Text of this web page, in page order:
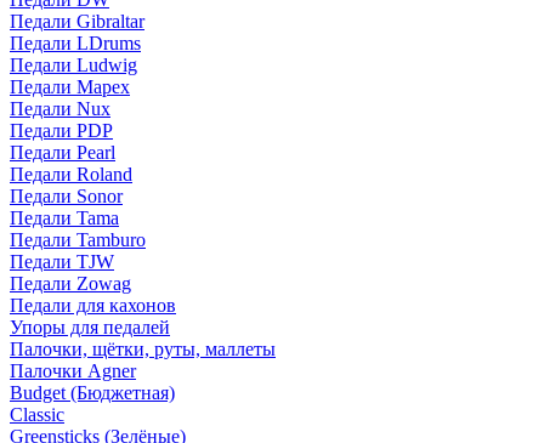
Педали Gibraltar
Педали LDrums
Педали Ludwig
Педали Mapex
Педали Nux
Педали PDP
Педали Pearl
Педали Roland
Педали Sonor
Педали Tama
Педали Tamburo
Педали TJW
Педали Zowag
Педали для кахонов
Упоры для педалей
Палочки, щётки, руты, маллеты
Палочки Agner
Budget (Бюджетная)
Classic
Greensticks (Зелёные)